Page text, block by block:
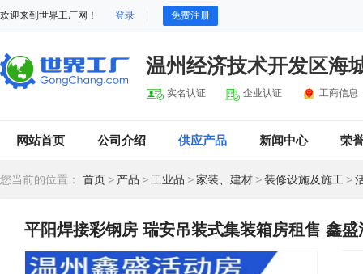
欢迎来到世界工厂网！ 登录 免费注册
温州经济技术开发区海
实名认证 企业认证 工商信息
网站首页 公司介绍 供应产品 新闻中心 荣
您当前的位置： 首页 > 产品 > 工业品 >家装、建材 >装修设施及施工 >
平阳焊接彩钢房 瑞安吊装式集装箱房租售 鑫